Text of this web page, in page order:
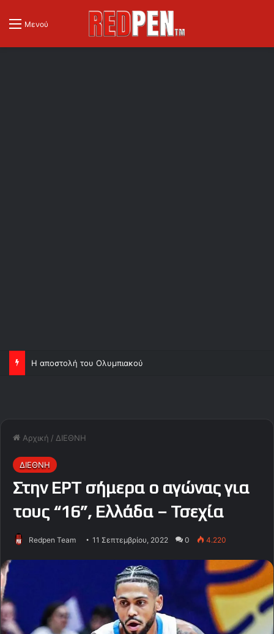
Μενού
Η αποστολή του Ολυμπιακού
Αρχική / ΔΙΕΘΝΗ
ΔΙΕΘΝΗ
Στην ΕΡΤ σήμερα ο αγώνας για
τους “16”, Ελλάδα – Τσεχία
Redpen Team 11 Σεπτεμβρίου, 2022 0 4.220